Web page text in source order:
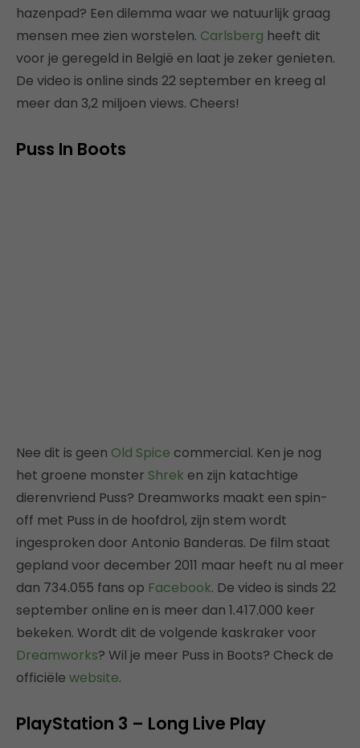
hazenpad? Een dilemma waar we natuurlijk graag
mensen mee zien worstelen. Carlsberg heeft dit
voor je geregeld in België en laat je zeker genieten.
De video is online sinds 22 september en kreeg al
meer dan 3,2 miljoen views. Cheers!
Puss In Boots
Nee dit is geen Old Spice commercial. Ken je nog
het groene monster Shrek en zijn katachtige
dierenvriend Puss? Dreamworks maakt een spin-
off met Puss in de hoofdrol, zijn stem wordt
ingesproken door Antonio Banderas. De film staat
gepland voor december 2011 maar heeft nu al meer
dan 734.055 fans op Facebook. De video is sinds 22
september online en is meer dan 1.417.000 keer
bekeken. Wordt dit de volgende kaskraker voor
Dreamworks? Wil je meer Puss in Boots? Check de
officiële website.
PlayStation 3 – Long Live Play